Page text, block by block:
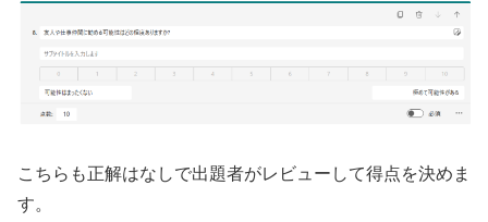
こちらも正解はなしで出題者がレビューして得点を決めま
す。